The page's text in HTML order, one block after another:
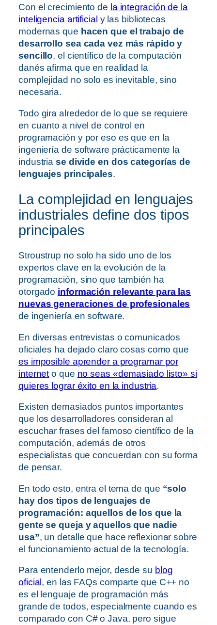
Con el crecimiento de la integración de la
inteligencia artificial y las bibliotecas
modernas que hacen que el trabajo de
desarrollo sea cada vez más rápido y
sencillo, el científico de la computación
danés afirma que en realidad la
complejidad no solo es inevitable, sino
necesaria.
Todo gira alrededor de lo que se requiere
en cuanto a nivel de control en
programación y por eso es que en la
ingeniería de software prácticamente la
industria se divide en dos categorías de
lenguajes principales.
La complejidad en lenguajes
industriales define dos tipos
principales
Stroustrup no solo ha sido uno de los
expertos clave en la evolución de la
programación, sino que también ha
otorgado información relevante para las
nuevas generaciones de profesionales
de ingeniería en software.
En diversas entrevistas o comunicados
oficiales ha dejado claro cosas como que
es imposible aprender a programar por
internet o que no seas «demasiado listo» si
quieres lograr éxito en la industria.
Existen demasiados puntos importantes
que los desarrolladores consideran al
escuchar frases del famoso científico de la
computación, además de otros
especialistas que concuerdan con su forma
de pensar.
En todo esto, entra el tema de que “solo
hay dos tipos de lenguajes de
programación: aquellos de los que la
gente se queja y aquellos que nadie
usa”, un detalle que hace reflexionar sobre
el funcionamiento actual de la tecnología.
Para entenderlo mejor, desde su blog
oficial, en las FAQs comparte que C++ no
es el lenguaje de programación más
grande de todos, especialmente cuando es
comparado con C# o Java, pero sigue